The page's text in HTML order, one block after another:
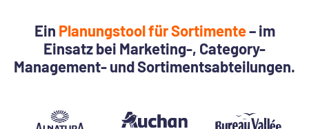
Ein Planungstool für Sortimente– im
Einsatz bei Marketing-, Category-
Management- und Sortimentsabteilungen.